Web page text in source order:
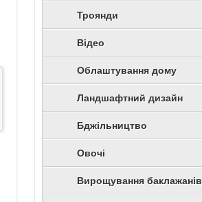
Троянди
Відео
Облаштування дому
Ландшафтний дизайн
Бджільництво
Овочі
Вирощування баклажанів